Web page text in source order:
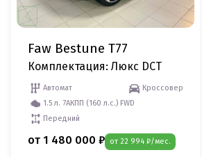
Faw Bestune T77
Комплектация: Люкс DCT
Автомат
Кроссовер
1.5 л. 7АКПП (160 л.с.) FWD
Передний
от 1 480 000 ₽ от 22 994 ₽/мес.